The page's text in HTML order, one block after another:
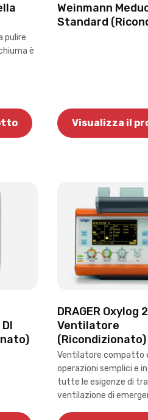
pulire
è
Weinmann
Standard
Visualizza il
DRAGER Oxylog
Ventilatore
(Ricondizionato)
Ventilatore compatto
operazioni semplici e
tutte le esigenze di
ventilazione di